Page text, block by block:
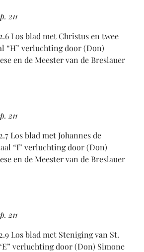
211
Los blad met Christus en twee
“H” verluchting door (Don)
en de Meester van de Breslauer
211
Los blad met Johannes de
“I” verluchting door (Don)
en de Meester van de Breslauer
211
Los blad met Steniging van St.
verluchting door (Don) Simone